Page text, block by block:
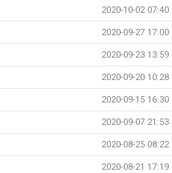
2020-10-02 07:40
2020-09-27 17:00
2020-09-23 13:59
2020-09-20 10:28
2020-09-15 16:30
2020-09-07 21:53
2020-08-25 08:22
2020-08-21 17:19